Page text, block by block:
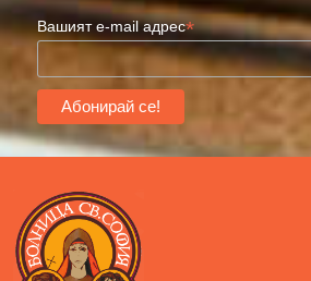
Вашият e-mail адрес*